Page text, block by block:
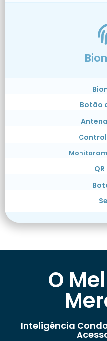
Botão
O
Inteligência